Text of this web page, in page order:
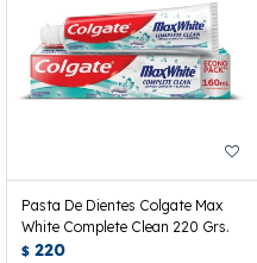
Pasta De Dientes Colgate Max
White Complete Clean 220 Grs.
$ 220